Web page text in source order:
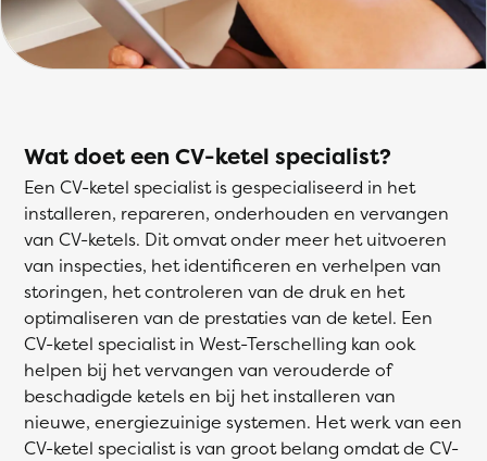
Wat doet een CV-ketel specialist?
Een CV-ketel specialist is gespecialiseerd in het
installeren, repareren, onderhouden en vervangen
van CV-ketels. Dit omvat onder meer het uitvoeren
van inspecties, het identificeren en verhelpen van
storingen, het controleren van de druk en het
optimaliseren van de prestaties van de ketel. Een
CV-ketel specialist in West-Terschelling kan ook
helpen bij het vervangen van verouderde of
beschadigde ketels en bij het installeren van
nieuwe, energiezuinige systemen. Het werk van een
CV-ketel specialist is van groot belang omdat de CV-